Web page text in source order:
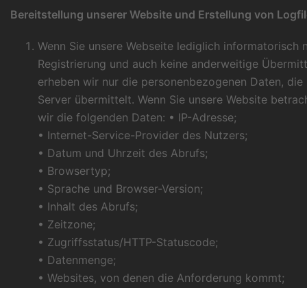
Bereitstellung unserer Website und Erstellung von
Wenn Sie unsere Webseite lediglich informatorisch
Registrierung und auch keine anderweitige
erheben wir nur die personenbezogenen Daten, die
Server übermittelt. Wenn Sie unsere Website
wir die folgenden Daten: • IP-Adresse;
• Internet-Service-Provider des Nutzers;
• Datum und Uhrzeit des Abrufs;
• Browsertyp;
• Sprache und Browser-Version;
• Inhalt des Abrufs;
• Zeitzone;
• Zugriffsstatus/HTTP-Statuscode;
• Datenmenge;
• Websites, von denen die Anforderung kommt;